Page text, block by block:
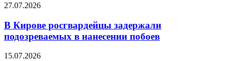
27.07.2026
В Кирове росгвардейцы задержали
подозреваемых в нанесении побоев
15.07.2026